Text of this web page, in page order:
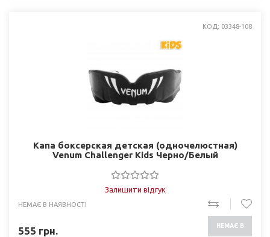
КОД: 03348-108
Капа боксерская детская (одночелюстная)
Venum Challenger Kids Черно/Белый
Залишити відгук
НЕМАЄ В НАЯВНОСТІ
555 грн. НЕМАЄ В